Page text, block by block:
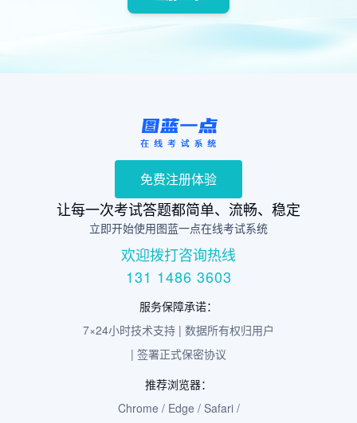
免费注册体验
让每一次考试答题都简单、流畅、稳定
立即开始使用图蓝一点在线考试系统
欢迎拨打咨询热线
131 1486 3603
服务保障承诺：
7×24小时技术支持 | 数据所有权归用户
| 签署正式保密协议
推荐浏览器：
Chrome / Edge / Safari /